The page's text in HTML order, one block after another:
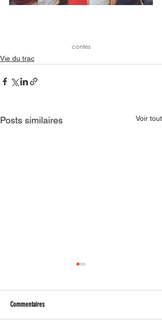
contes
Vie du trac
Posts similaires Voir tout
Commentaires